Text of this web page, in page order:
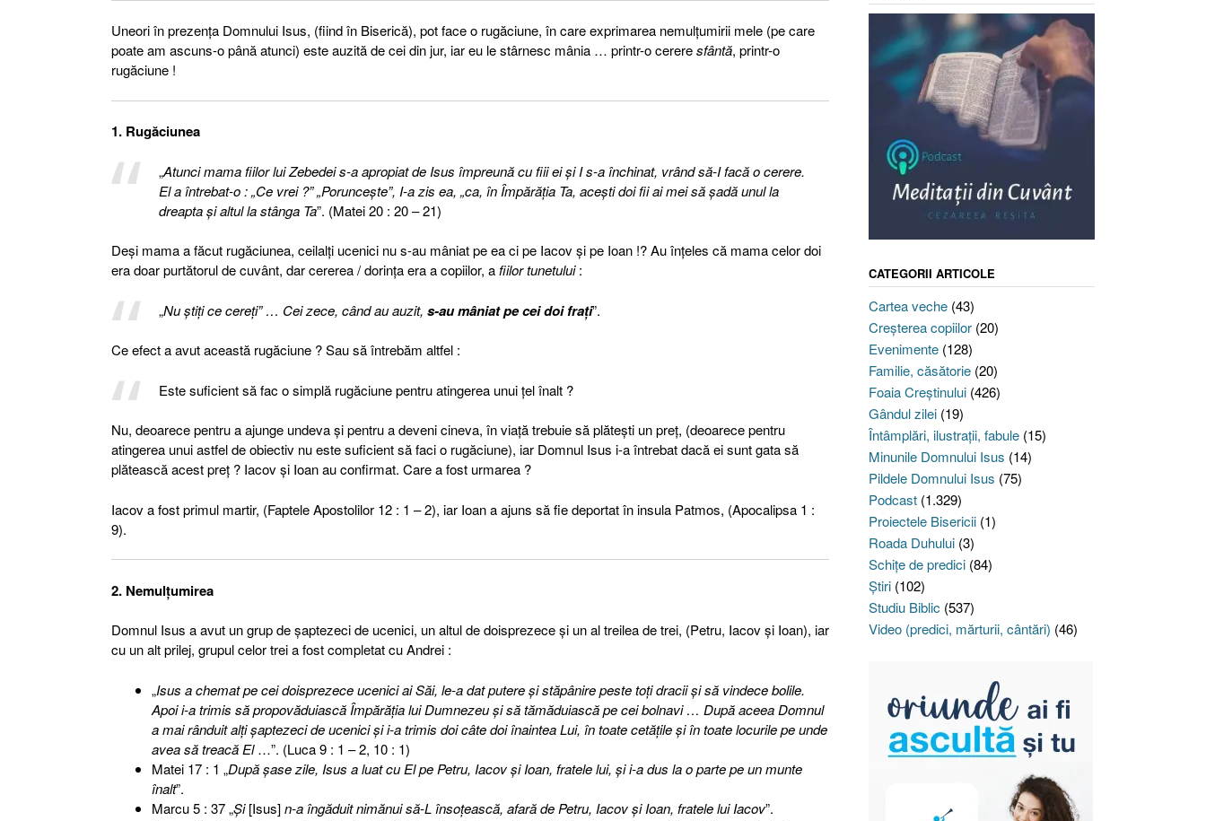
Uneori în prezenţa Domnului Isus, (fiind în Biserică), pot face o rugăciune, în care exprimarea nemulţumirii mele (pe care
poate am ascuns-o până atunci) este auzită de cei din jur, iar eu le stârnesc mânia … printr-o cereresfântă, printr-o
rugăciune !
1. Rugăciunea
„Atunci mama fiilor lui Zebedei s-a apropiat de Isus împreună cu fiii ei şi I s-a închinat, vrând să-I facă o cerere.
El a întrebat-o : „Ce vrei ?” „Porunceşte”, I-a zis ea, „ca, în Împărăţia Ta, aceşti doi fii ai mei să şadă unul la
dreapta şi altul la stânga Ta”. (Matei 20 : 20 – 21)
Deşi mama a făcut rugăciunea, ceilalţi ucenici nu s-au mâniat pe ea ci pe Iacov şi pe Ioan !? Au înţeles că mama celor doi
era doar purtătorul de cuvânt, dar cererea / dorinţa era a copiilor, afiilor tunetului:
„Nu ştiţi ce cereţi” … Cei zece, când au auzit, s-au mâniat pe cei doi fraţi”.
Ce efect a avut această rugăciune ? Sau să întrebăm altfel :
Este suficient să fac o simplă rugăciune pentru atingerea unui ţel înalt ?
Nu, deoarece pentru a ajunge undeva şi pentru a deveni cineva, în viaţă trebuie să plăteşti un preţ, (deoarece pentru
atingerea unui astfel de obiectiv nu este suficient să faci o rugăciune), iar Domnul Isus i-a întrebat dacă ei sunt gata să
plătească acest preţ ? Iacov şi Ioan au confirmat. Care a fost urmarea ?
Iacov a fost primul martir, (Faptele Apostolilor 12 : 1 – 2), iar Ioan a ajuns să fie deportat în insula Patmos, (Apocalipsa 1 :
9).
2. Nemulţumirea
Domnul Isus a avut un grup de şaptezeci de ucenici, un altul de doisprezece şi un al treilea de trei, (Petru, Iacov şi Ioan), iar
cu un alt prilej, grupul celor trei a fost completat cu Andrei :
„Isus a chemat pe cei doisprezece ucenici ai Săi, le-a dat putere şi stăpânire peste toţi dracii şi să vindece bolile.
Apoi i-a trimis să propovăduiască Împărăţia lui Dumnezeu şi să tămăduiască pe cei bolnavi … După aceea Domnul
a mai rânduit alţi şaptezeci de ucenici şi i-a trimis doi câte doi înaintea Lui, în toate cetăţile şi în toate locurile pe unde
avea să treacă El…”. (Luca 9 : 1 – 2, 10 : 1)
Matei 17 : 1 „După şase zile, Isus a luat cu El pe Petru, Iacov şi Ioan, fratele lui, şi i-a dus la o parte pe un munte
înalt”.
Marcu 5 : 37 „Şi[Isus]n-a îngăduit nimănui să-L însoţească, afară de Petru, Iacov şi Ioan, fratele lui Iacov”.
CATEGORII ARTICOLE
Cartea veche(43)
Creşterea copiilor(20)
Evenimente(128)
Familie, căsătorie(20)
Foaia Creştinului(426)
Gândul zilei(19)
Întâmplări, ilustraţii, fabule(15)
Minunile Domnului Isus (14)
Pildele Domnului Isus (75)
Podcast(1.329)
Proiectele Bisericii(1)
Roada Duhului(3)
Schiţe de predici(84)
Ştiri(102)
Studiu Biblic (537)
Video (predici, mărturii, cântări) (46)